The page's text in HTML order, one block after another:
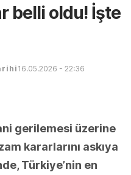
belli oldu! İşte
16.05.2026 - 22:36
gerilemesi üzerine
kararlarını askıya
Türkiye’nin en